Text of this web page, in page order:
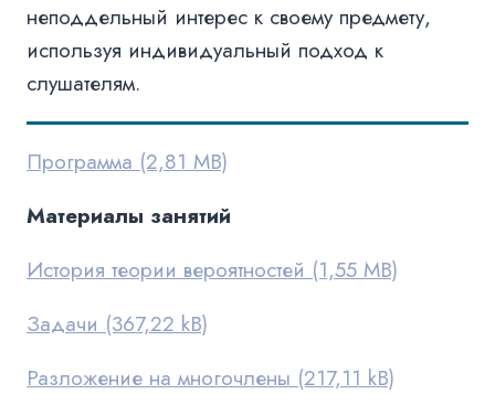
неподдельный интерес к своему предмету,
используя индивидуальный подход к
слушателям.
Программа
Материалы занятий
История теории вероятностей
Задачи
Разложение на многочлены